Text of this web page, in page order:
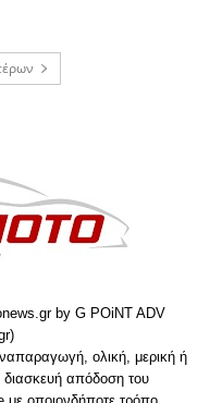
by G POiNT ADV
ολική, μερική ή
απόδοση του